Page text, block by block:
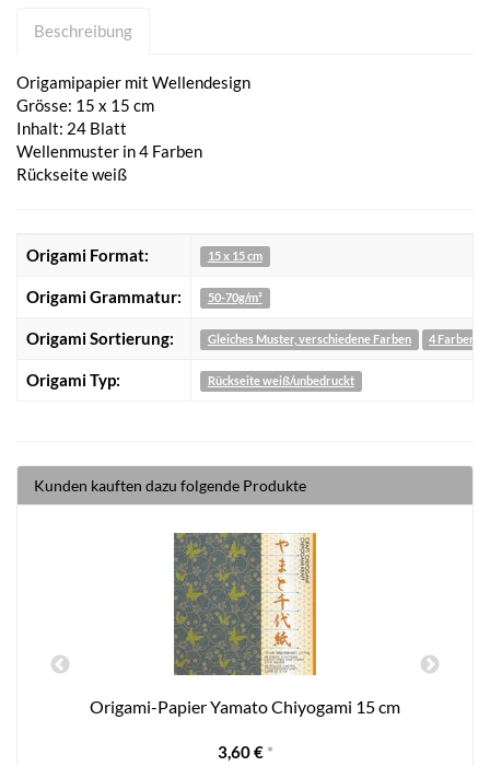
Beschreibung
Origamipapier mit Wellendesign
Grösse: 15 x 15 cm
Inhalt: 24 Blatt
Wellenmuster in 4 Farben
Rückseite weiß
Origami Format: 15 x 15 cm
Origami Grammatur: 50-70g/m²
Origami Sortierung: Gleiches Muster, verschiedene Farben 4 Farben
Origami Typ: Rückseite weiß/unbedruckt
Kunden kauften dazu folgende Produkte
Origami-Papier Yamato Chiyogami 15 cm
3,60 € *